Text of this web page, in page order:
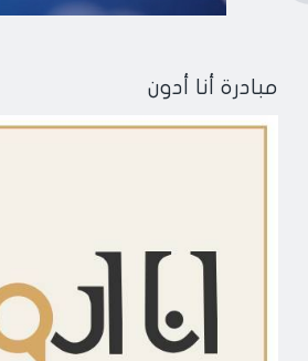
مبادرة أنا أدون